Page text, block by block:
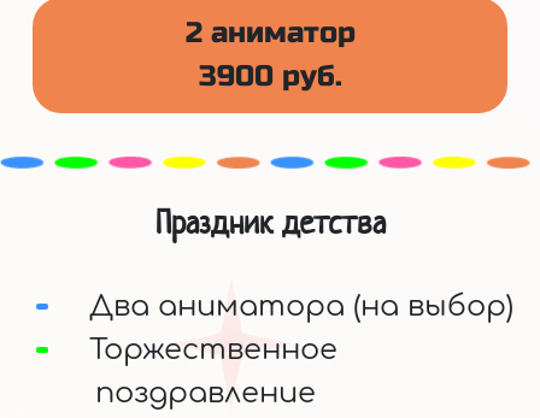
2 аниматор
3900 руб.
Праздник детства
Два аниматора (на выбор)
Торжественное
поздравление